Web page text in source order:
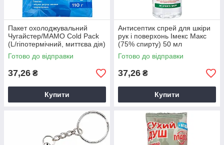
Пакет охолоджувальний
Чугайстер/МАМО Cold Pack
(L/гіпотермічний, миттєва дія)
110г
Готово до відправки
37,26 ₴
Купити
Антисептик спрей для шкіри
рук і поверхонь Імекс Макс
(75% спирту) 50 мл
Готово до відправки
37,26 ₴
Купити